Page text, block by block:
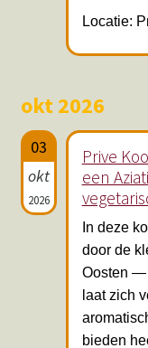
Locatie:
okt 2026
03
okt
2026
Prive
een
In deze
door de
Oosten —
laat zich
bieden